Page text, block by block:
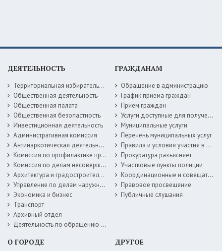
ДЕЯТЕЛЬНОСТЬ
Территориальная избирательная комиссия
Общественная деятельность
Общественная палата
Общественная безопастность
Инвестиционная деятельность
Административная комиссия
Антинаркотическая деятельность
Комиссия по профилактике правонарушений
Комиссия по делам несовершеннолетних
Архитектура и градостроительство
Управление по делам наружной рекламы
Экономика и бизнес
Транспорт
Архивный отдел
Деятельность по обращению с животными без владельцев
ГРАЖДАНАМ
Обращение в администрацию
График приема граждан
Прием граждан
Услуги доступные для получения в электронной форме
Муниципальные услуги
Перечень муниципальных услуг
Правила и условия участия в жилищных программах
Прокуратура разъясняет
Участковые пункты полиции
Координационные и совещательные органы
Правовое просвещение
Публичные слушания
О ГОРОДЕ ДРУГОЕ